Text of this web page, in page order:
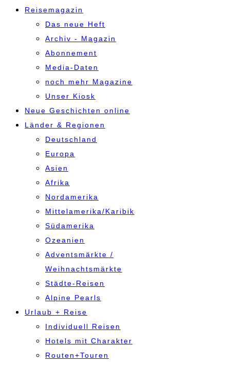
Reisemagazin
Das neue Heft
Archiv - Magazin
Abonnement
Media-Daten
noch mehr Magazine
Unser Kiosk
Neue Geschichten online
Länder & Regionen
Deutschland
Europa
Asien
Afrika
Nordamerika
Mittelamerika/Karibik
Südamerika
Ozeanien
Adventsmärkte /
Weihnachtsmärkte
Städte-Reisen
Alpine Pearls
Urlaub + Reise
Individuell Reisen
Hotels mit Charakter
Routen+Touren